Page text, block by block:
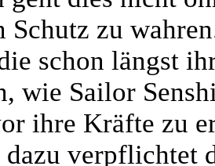
Schutz zu
schon längst
wie Sailor
ihre Kräfte zu
verpflichtet